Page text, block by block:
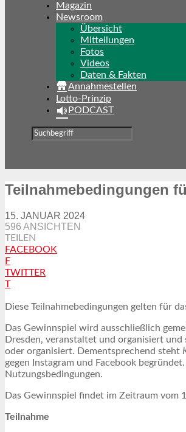
Magazin
Newsroom
Übersicht
Mitteilungen
Fotos
Videos
Daten & Fakten
Annahmestellen
Lotto-Prinzip
PODCAST
Teilnahmebedingungen
15. JANUAR 2024
596 ANSICHTEN
TEILEN
FACEBOOK
F
TWITTER
T
Diese Teilnahmebedingungen gelten für
Das Gewinnspiel wird ausschließlich
Dresden, veranstaltet und organisiert
oder organisiert. Dementsprechend steht
gegen Instagram und Facebook
Nutzungsbedingungen.
Das Gewinnspiel findet im Zeitraum vom
Teilnahme